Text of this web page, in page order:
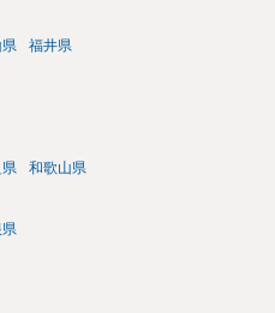
福井県
和歌山県